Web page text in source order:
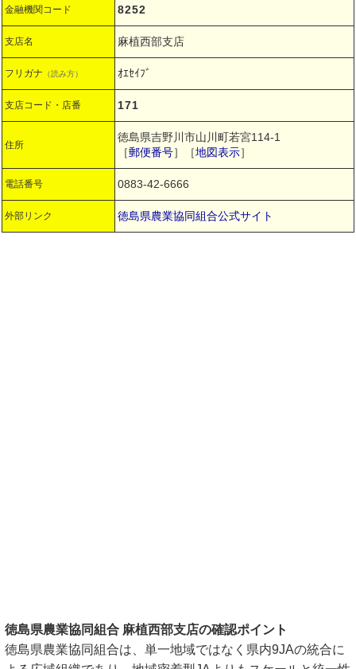
金融機関コード 8252
支店名 麻植西部支店
フリガナ （読み方） ｵｴｾｲﾌﾞ
支店コード・店番 171
住所
徳島県吉野川市山川町若宮114-1
［郵便番号］［地図表示］
電話番号 0883-42-6666
外部リンク 徳島県農業協同組合公式サイト
徳島県農業協同組合 麻植西部支店の確認ポイント
徳島県農業協同組合は、単一地域ではなく県内9JAの統合に